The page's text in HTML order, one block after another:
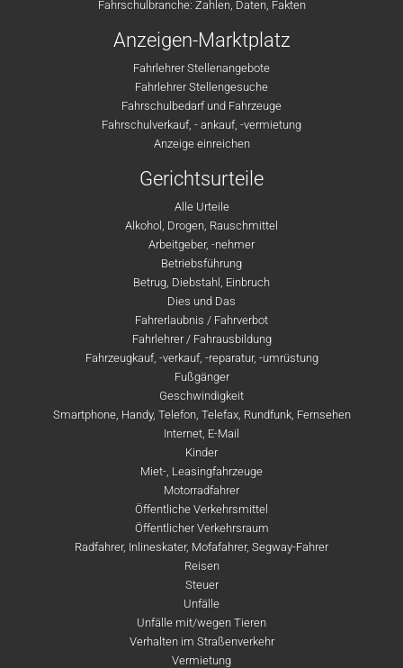
Fahrschulbranche: Zahlen, Daten, Fakten
Anzeigen-Marktplatz
Fahrlehrer Stellenangebote
Fahrlehrer Stellengesuche
Fahrschulbedarf und Fahrzeuge
Fahrschulverkauf, - ankauf, -vermietung
Anzeige einreichen
Gerichtsurteile
Alle Urteile
Alkohol, Drogen, Rauschmittel
Arbeitgeber, -nehmer
Betriebsführung
Betrug, Diebstahl, Einbruch
Dies und Das
Fahrerlaubnis / Fahrverbot
Fahrlehrer / Fahrausbildung
Fahrzeugkauf, -verkauf, -reparatur, -umrüstung
Fußgänger
Geschwindigkeit
Smartphone, Handy, Telefon, Telefax, Rundfunk, Fernsehen
Internet, E-Mail
Kinder
Miet-, Leasingfahrzeuge
Motorradfahrer
Öffentliche Verkehrsmittel
Öffentlicher Verkehrsraum
Radfahrer, Inlineskater, Mofafahrer, Segway-Fahrer
Reisen
Steuer
Unfälle
Unfälle mit/wegen Tieren
Verhalten im Straßenverkehr
Vermietung